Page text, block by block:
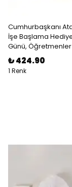
Cumhurbaşkanı
İşe Başlama
Günü, Öğretmenler
₺ 424.90
1 Renk